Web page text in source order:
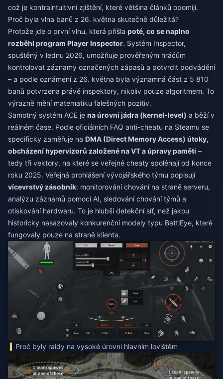
což je kontraintuitivní zjištění, které většina článků opomíjí.
Proč byla vlna banů z 26. května skutečně důležitá?
Protože jde o první vlnu, která přišla poté, co se naplno
rozběhl program Player Inspector. Systém Inspector,
spuštěný v lednu 2026, umožňuje prověřeným hráčům
kontrolovat záznamy označených zápasů a potvrdit podvádění
– a podle oznámení z 26. května byla významná část z 5 810
banů potvrzena právě inspektory, nikoliv pouze algoritmem. To
výrazně mění matematiku falešných pozitiv.
Samotný systém ACE je na úrovni jádra (kernel-level) a běží v
reálném čase. Podle oficiálních FAQ anti-cheatu na Steamu se
specificky zaměřuje na DMA (Direct Memory Access) útoky,
obcházení hypervizorů založené na VT a úpravy paměti –
tedy tři vektory, na které se veřejné cheaty spoléhají od konce
roku 2025. Veřejná prohlášení vývojářského týmu popisují
vícevrstvý zásobník: monitorování chování na straně serveru,
analýzu záznamů pomocí AI, sledování chování týmů a
otiskování hardwaru. To je hlubší detekční síť, než jakou
historicky nasazovaly konkurenční modely typu BattlEye, které
fungovaly pouze na straně klienta.
Proč byly raidy na vysoké úrovni hlavním lovištěm